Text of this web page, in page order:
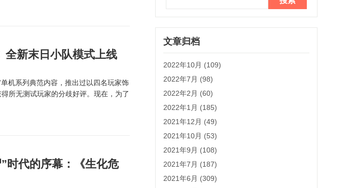
全新末日小队模式上线
机系列典范内容，推出过以四名玩家饰
所无测试玩家的分歧好评。现在，为了
时代的序幕：《生化危
文章归档
2022年10月 (109)
2022年7月 (98)
2022年2月 (60)
2022年1月 (185)
2021年12月 (49)
2021年10月 (53)
2021年9月 (108)
2021年7月 (187)
2021年6月 (309)